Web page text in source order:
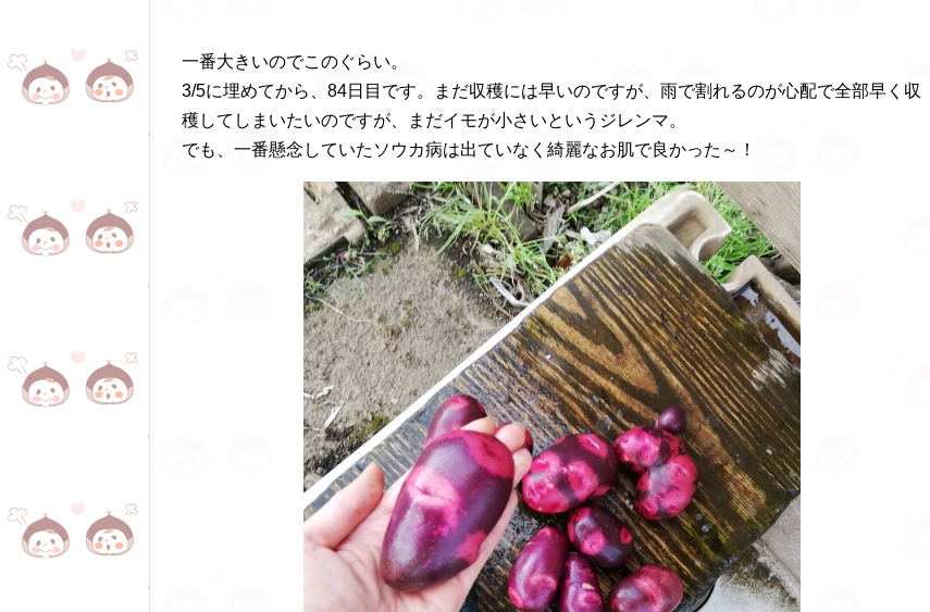
一番大きいのでこのぐらい。
3/5に埋めてから、84日目です。まだ収穫には早いのですが、雨で割れるのが心配で全部早く収
穫してしまいたいのですが、まだイモが小さいというジレンマ。
でも、一番懸念していたソウカ病は出ていなく綺麗なお肌で良かった～！